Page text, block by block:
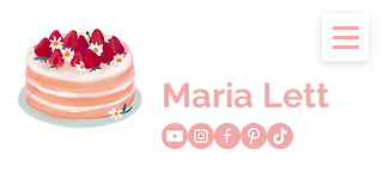
Maria Lett